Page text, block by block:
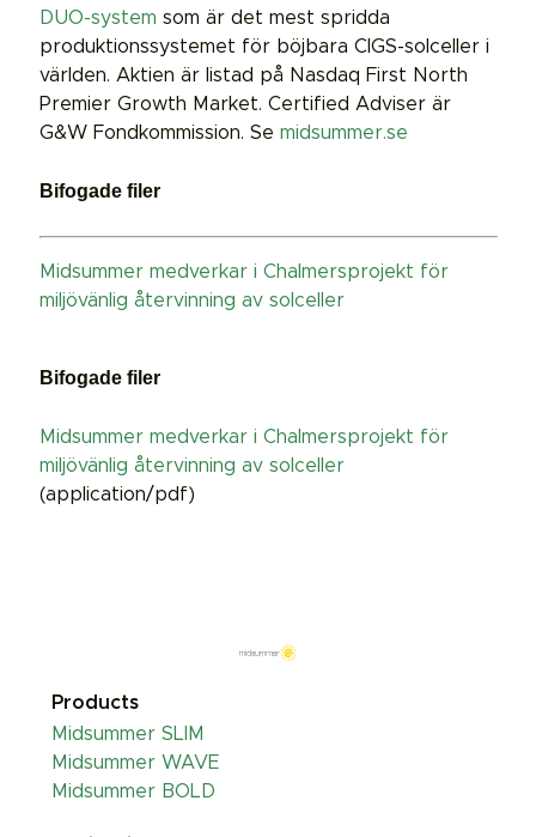
DUO-system som är det mest spridda
produktionssystemet för böjbara CIGS-solceller i
världen. Aktien är listad på Nasdaq First North
Premier Growth Market. Certified Adviser är
G&W Fondkommission. Se midsummer.se
Bifogade filer
Midsummer medverkar i Chalmersprojekt för
miljövänlig återvinning av solceller
Bifogade filer
Midsummer medverkar i Chalmersprojekt för
miljövänlig återvinning av solceller
(application/pdf)
Products
Midsummer SLIM
Midsummer WAVE
Midsummer BOLD